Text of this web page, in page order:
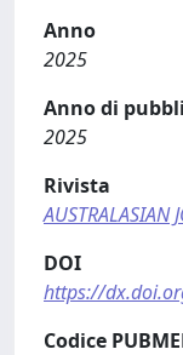
Anno
2025
Anno di
2025
Rivista
AUSTRALASIAN
DOI
https://
Codice